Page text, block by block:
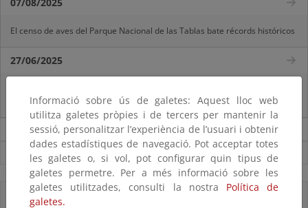
El censo de aves del Parque Nacional de las Tablas bate récords históricos
27/06/2025
el Atlántico Nordeste
Noticias sobre Biodiversidad
Ver todas las noticias
Accesos directos
Informació sobre ús de galetes: Aquest lloc web
utilitza galetes pròpies i de tercers per mantenir la
sessió, personalitzar l’experiència de l’usuari i obtenir
dades estadístiques de navegació. Pot acceptar totes
les galetes o, si vol, pot configurar quin tipus de
galetes permetre. Per a més informació sobre les
galetes utilitzades, consulti la nostra Política de
galetes.